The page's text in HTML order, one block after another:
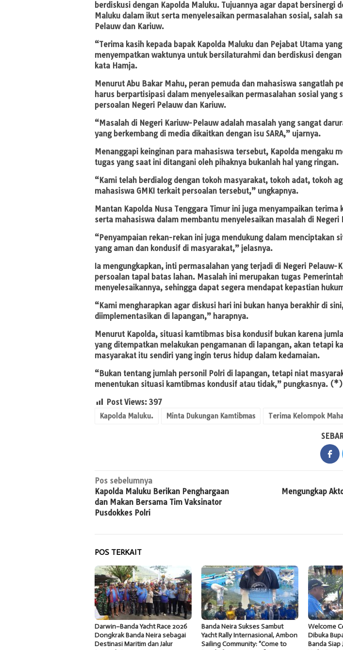
berdiskusi dengan Kapolda Maluku. Tujuannya agar dapat bersinergi
Maluku dalam ikut serta menyelesaikan permasalahan sosial, salah
Pelauw dan Kariuw.
“Terima kasih kepada bapak Kapolda Maluku dan Pejabat Utama
menyempatkan waktunya untuk bersilaturahmi dan berdiskusi
kata Hamja.
Menurut Abu Bakar Mahu, peran pemuda dan mahasiswa sangatlah
harus berpartisipasi dalam menyelesaikan permasalahan sosial yang
persoalan Negeri Pelauw dan Kariuw.
“Masalah di Negeri Kariuw-Pelauw adalah masalah yang sangat
yang berkembang di media dikaitkan dengan isu SARA,” ujarnya.
Menanggapi keinginan para mahasiswa tersebut, Kapolda mengaku
tugas yang saat ini ditangani oleh pihaknya bukanlah hal yang ringan.
“Kami telah berdialog dengan tokoh masyarakat, tokoh adat, tokoh
mahasiswa GMKI terkait persoalan tersebut,” ungkapnya.
Mantan Kapolda Nusa Tenggara Timur ini juga menyampaikan terima
serta mahasiswa dalam membantu menyelesaikan masalah di Negeri
“Penyampaian rekan-rekan ini juga mendukung dalam menciptakan
yang aman dan kondusif di masyarakat,” jelasnya.
Ia mengungkapkan, inti permasalahan yang terjadi di Negeri Pelauw-
persoalan tapal batas lahan. Masalah ini merupakan tugas
menyelesaikannya, sehingga dapat segera mendapat kepastian
“Kami mengharapkan agar diskusi hari ini bukan hanya berakhir di
diimplementasikan di lapangan,” harapnya.
Menurut Kapolda, situasi kamtibmas bisa kondusif bukan karena
yang ditempatkan melakukan pengamanan di lapangan, akan tetapi
masyarakat itu sendiri yang ingin terus hidup dalam kedamaian.
“Bukan tentang jumlah personil Polri di lapangan, tetapi niat
menentukan situasi kamtibmas kondusif atau tidak,” pungkasnya. (*)
Post Views: 397
Kapolda Maluku. Minta Dukungan Kamtibmas Terima Kelompok
Navigasi
pos
Pos sebelumnya
Kapolda Maluku Berikan Penghargaan
dan Makan Bersama Tim Vaksinator
Pusdokkes Polri
Mengungkap
POS TERKAIT
Darwin–Banda Yacht Race 2026
Dongkrak Banda Neira sebagai
Destinasi Maritim dan Jalur
Banda Neira Sukses Sambut
Yacht Rally Internasional, Ambon
Sailing Community: “Come to
Welcome
Dibuka
Banda